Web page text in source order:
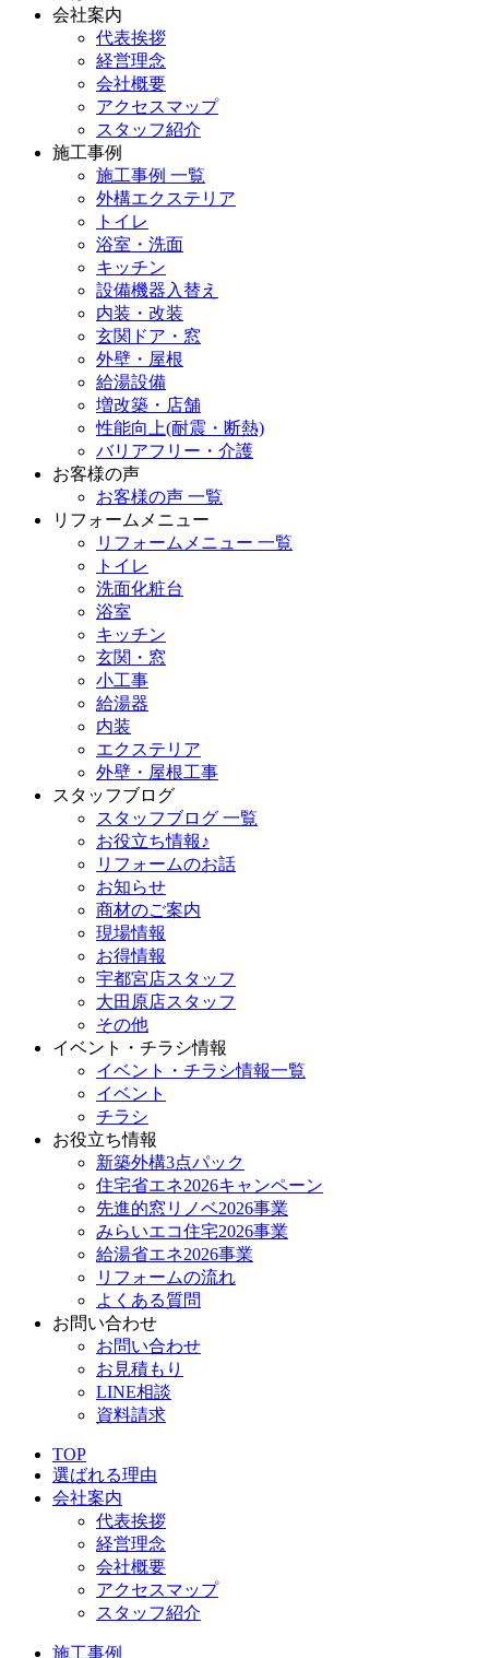
会社案内
代表挨拶
経営理念
会社概要
アクセスマップ
スタッフ紹介
施工事例
施工事例 一覧
外構エクステリア
トイレ
浴室・洗面
キッチン
設備機器入替え
内装・改装
玄関ドア・窓
外壁・屋根
給湯設備
増改築・店舗
性能向上(耐震・断熱)
バリアフリー・介護
お客様の声
お客様の声 一覧
リフォームメニュー
リフォームメニュー 一覧
トイレ
洗面化粧台
浴室
キッチン
玄関・窓
小工事
給湯器
内装
エクステリア
外壁・屋根工事
スタッフブログ
スタッフブログ 一覧
お役立ち情報♪
リフォームのお話
お知らせ
商材のご案内
現場情報
お得情報
宇都宮店スタッフ
大田原店スタッフ
その他
イベント・チラシ情報
イベント・チラシ情報一覧
イベント
チラシ
お役立ち情報
新築外構3点パック
住宅省エネ2026キャンペーン
先進的窓リノベ2026事業
みらいエコ住宅2026事業
給湯省エネ2026事業
リフォームの流れ
よくある質問
お問い合わせ
お問い合わせ
お見積もり
LINE相談
資料請求
TOP
選ばれる理由
会社案内
代表挨拶
経営理念
会社概要
アクセスマップ
スタッフ紹介
施工事例